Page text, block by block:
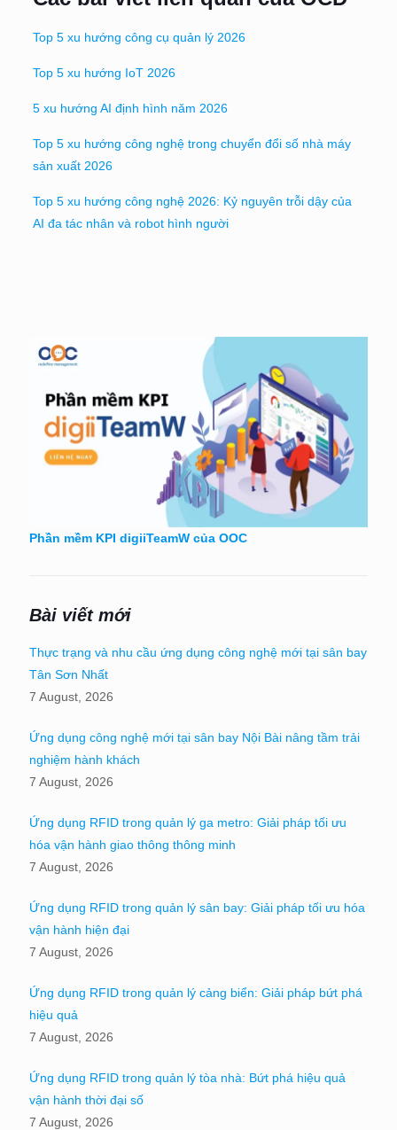
Top 5 xu hướng công cụ quản lý 2026
Top 5 xu hướng IoT 2026
5 xu hướng AI định hình năm 2026
Top 5 xu hướng công nghệ trong chuyển đổi số nhà máy
sản xuất 2026
Top 5 xu hướng công nghệ 2026: Kỷ nguyên trỗi dậy của
AI đa tác nhân và robot hình người
Phần mềm KPI digiiTeamW của OOC
Bài viết mới
Thực trạng và nhu cầu ứng dụng công nghệ mới tại sân bay
Tân Sơn Nhất
7 August, 2026
Ứng dụng công nghệ mới tại sân bay Nội Bài nâng tầm trải
nghiệm hành khách
7 August, 2026
Ứng dụng RFID trong quản lý ga metro: Giải pháp tối ưu
hóa vận hành giao thông thông minh
7 August, 2026
Ứng dụng RFID trong quản lý sân bay: Giải pháp tối ưu hóa
vận hành hiện đại
7 August, 2026
Ứng dụng RFID trong quản lý cảng biển: Giải pháp bứt phá
hiệu quả
7 August, 2026
Ứng dụng RFID trong quản lý tòa nhà: Bứt phá hiệu quả
vận hành thời đại số
7 August, 2026